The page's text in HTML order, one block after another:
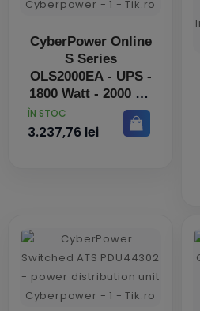
CyberPower Online
S Series
OLS2000EA - UPS -
1800 Watt - 2000 VA
PRET
ÎN STOC
3.237,76 lei